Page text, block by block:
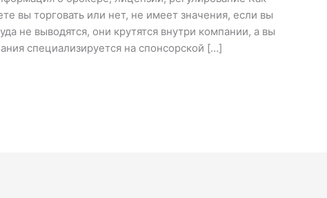
вы торговать или нет, не имеет значения, если вы
не выводятся, они крутятся внутри компании, а вы
специализируется на спонсорской […]